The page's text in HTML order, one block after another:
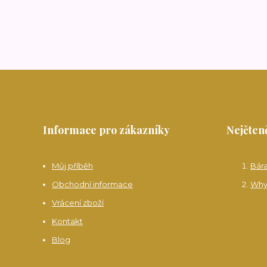
Informace pro zákazníky
Můj příběh
Obchodní informace
Vrácení zboží
Kontakt
Blog